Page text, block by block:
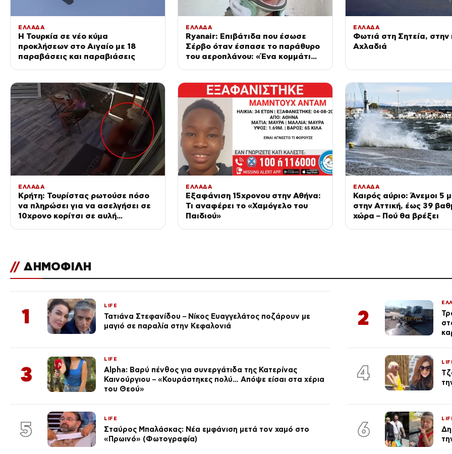
ΕΛΛΑΔΑ
Η Τουρκία σε νέο κύμα
προκλήσεων στο Αιγαίο με 18
παραβάσεις και παραβιάσεις
ΕΛΛΑΔΑ
Ryanair: Επιβάτιδα που έσωσε
Σέρβο όταν έσπασε το παράθυρο
του αεροπλάνου: «Ένα κομμάτι
ΕΛΛΑΔΑ
Φωτιά στη Σητεία, στην
Αχλαδιά
ΕΛΛΑΔΑ
Κρήτη: Τουρίστας ρωτούσε πόσο
να πληρώσει για να ασελγήσει σε
10χρονο κορίτσι σε αυλή
ΕΛΛΑΔΑ
Εξαφάνιση 15χρονου στην Αθήνα:
Τι αναφέρει το «Χαμόγελο του
Παιδιού»
ΕΛΛΑΔΑ
Καιρός αύριο: Άνεμοι 5
στην Αττική, έως 39
χώρα – Πού θα βρέξει
// ΔΗΜΟΦΙΛΗ
1 LIFE
Τατιάνα Στεφανίδου – Νίκος Ευαγγελάτος ποζάρουν με
μαγιό σε παραλία στην Κεφαλονιά
2
3
LIFE
Alpha: Βαρύ πένθος για συνεργάτιδα της Κατερίνας
Καινούργιου – «Κουράστηκες πολύ… Απόψε είσαι στα χέρια
του Θεού»
4
5 LIFE
Σταύρος Μπαλάσκας: Νέα εμφάνιση μετά τον χαμό στο
«Πρωινό» (Φωτογραφία)
6